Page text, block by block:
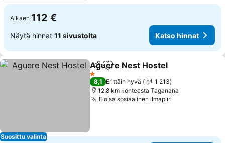
Alkaen 112 €
Näytä hinnat 11 sivustolta Katso hinnat
Suosittu valinta
Jaa Lisää suosikkeihin
Aguere Nest Hostel
1 Tähtiluokitus
8,1 Erittäin hyvä
1 213
12.8 km kohteesta Taganana
Eloisa sosiaalinen ilmapiiri